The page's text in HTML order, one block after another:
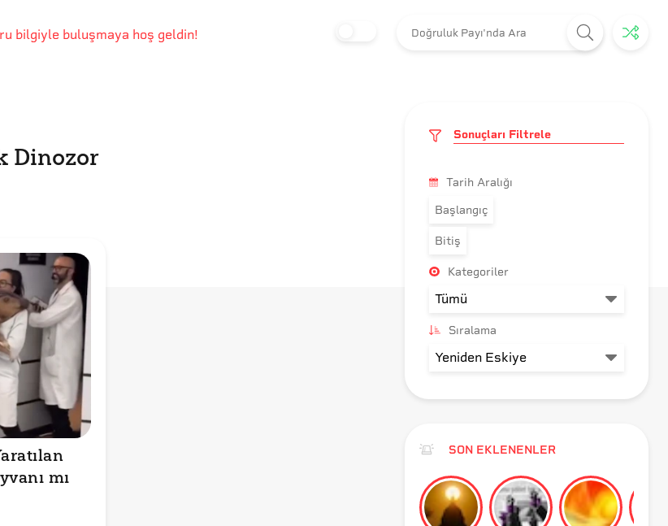
bilgiyle buluşmaya hoş geldin!
Dinozor
mı
Sonuçları Filtrele
Tarih Aralığı
Başlangıç
Bitiş
Kategoriler
Sıralama
SON EKLENENLER